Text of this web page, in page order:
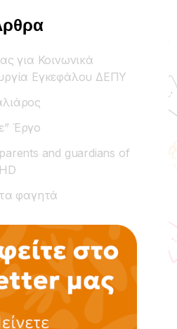
για Κοινωνικά
Εγκεφάλου ΔΕΠΥ
Έργο
and guardians of
φαγητά